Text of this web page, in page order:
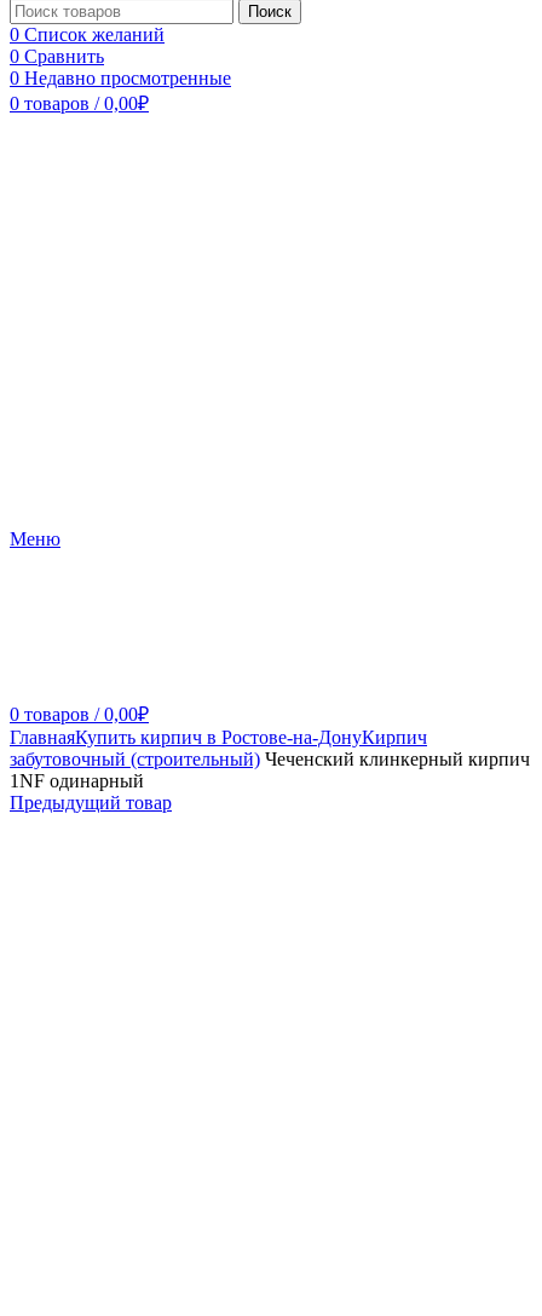
Поиск
0 Список желаний
0 Сравнить
0 Недавно просмотренные
0 товаров / 0,00₽
Меню
0 товаров / 0,00₽
ГлавнаяКупить кирпич в Ростове-на-ДонуКирпич
забутовочный (строительный) Чеченский клинкерный кирпич
1NF одинарный
Предыдущий товар